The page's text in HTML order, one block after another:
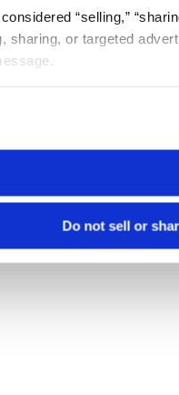
“selling,”
sharing, or targeted
Do not sell or